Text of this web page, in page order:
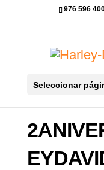
976 596
Seleccionar